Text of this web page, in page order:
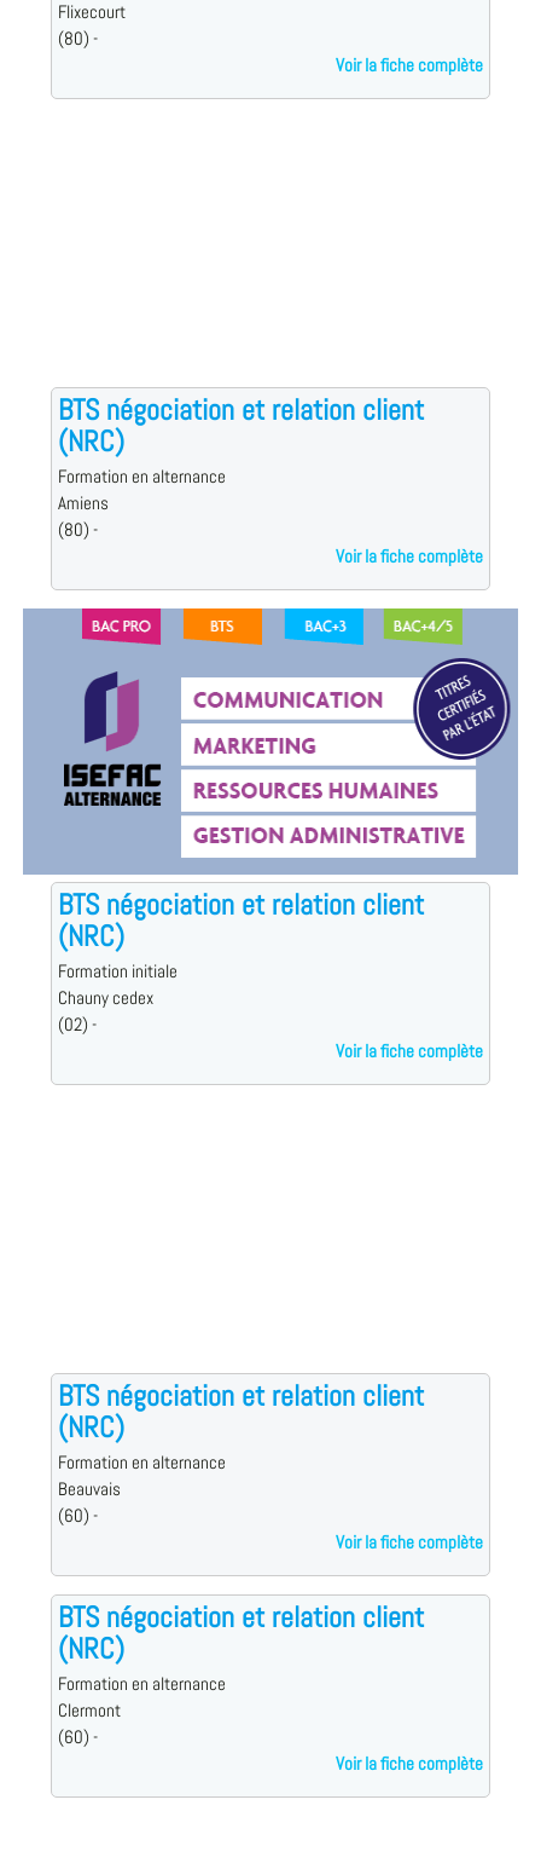
Flixecourt
(80) -
Voir la fiche complète
BTS négociation et relation client
(NRC)
Formation en alternance
Amiens
(80) -
Voir la fiche complète
BTS négociation et relation client
(NRC)
Formation initiale
Chauny cedex
(02) -
Voir la fiche complète
BTS négociation et relation client
(NRC)
Formation en alternance
Beauvais
(60) -
Voir la fiche complète
BTS négociation et relation client
(NRC)
Formation en alternance
Clermont
(60) -
Voir la fiche complète